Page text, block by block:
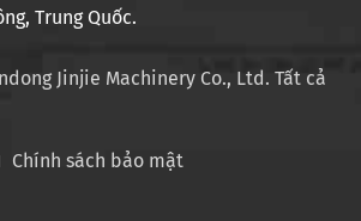
Trung Quốc.
Jinjie Machinery Co., Ltd. Tất cả
Chính sách bảo mật